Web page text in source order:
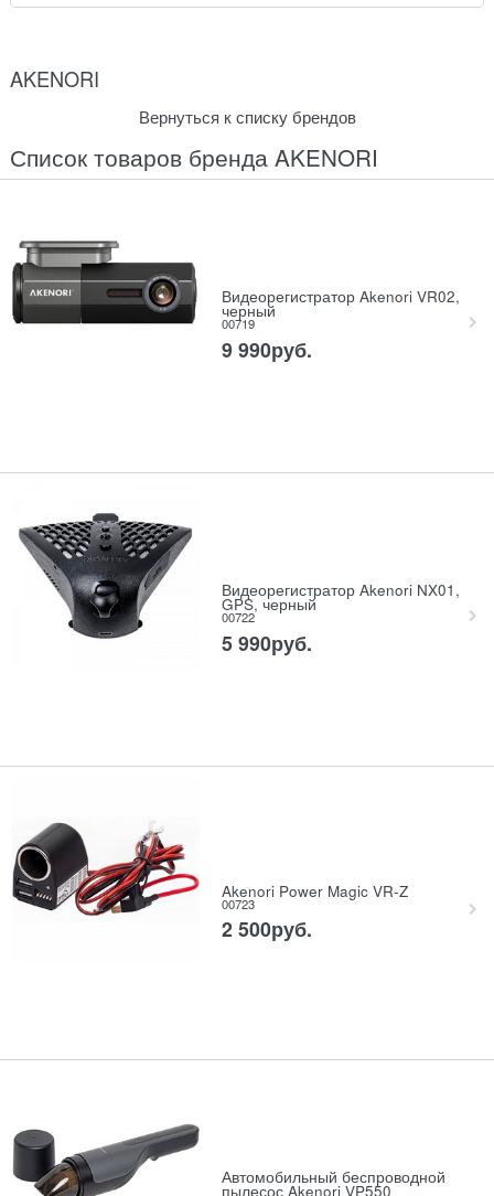
AKENORI
Вернуться к списку брендов
Список товаров бренда AKENORI
Видеорегистратор Akenori VR02,
черный
00719
9 990руб.
Видеорегистратор Akenori NX01,
GPS, черный
00722
5 990руб.
Akenori Power Magic VR-Z
00723
2 500руб.
Автомобильный беспроводной
пылесос Akenori VP550